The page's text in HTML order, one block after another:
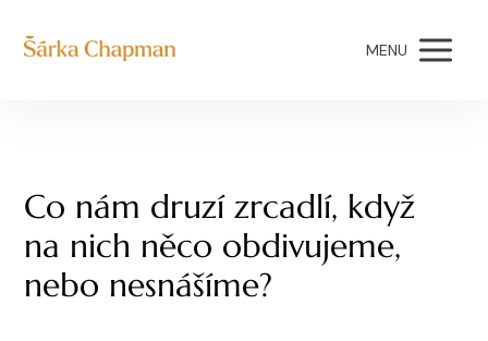
MENU
Co nám druzí zrcadlí, když
na nich něco obdivujeme,
nebo nesnášíme?